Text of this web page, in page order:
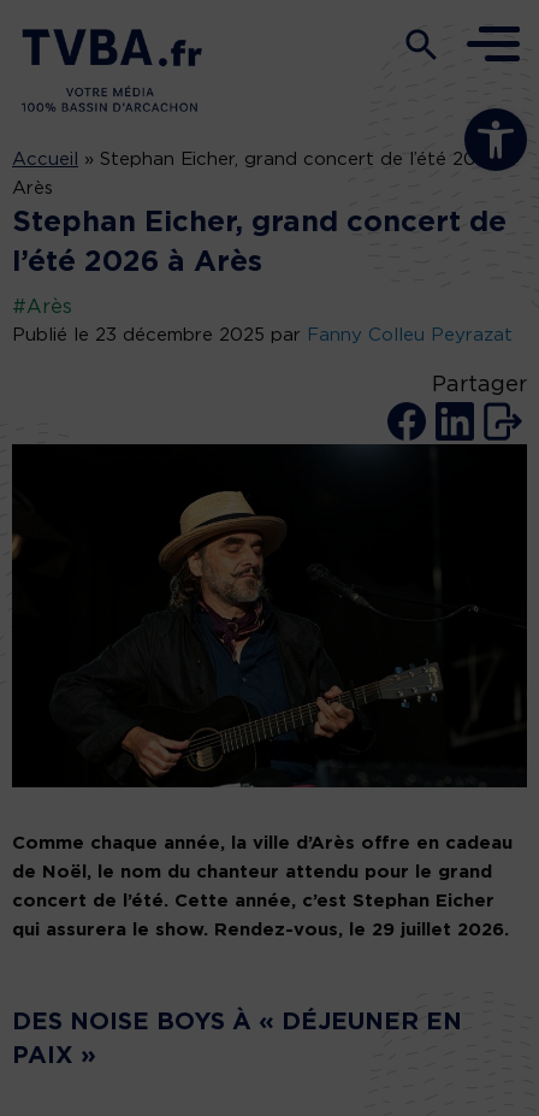
Ouvrir la
Accueil » Stephan Eicher, grand concert de l’été 2026 à
Arès
Stephan Eicher, grand concert de
l’été 2026 à Arès
#Arès
Publié le 23 décembre 2025 par Fanny Colleu Peyrazat
Partager
Comme chaque année, la ville d’Arès offre en cadeau
de Noël, le nom du chanteur attendu pour le grand
concert de l’été. Cette année, c’est Stephan Eicher
qui assurera le show. Rendez-vous, le 29 juillet 2026.
DES NOISE BOYS À « DÉJEUNER EN
PAIX »